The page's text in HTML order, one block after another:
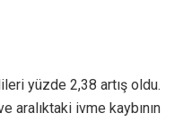
yüzde 2,38 artış oldu.
aralıktaki ivme kaybının